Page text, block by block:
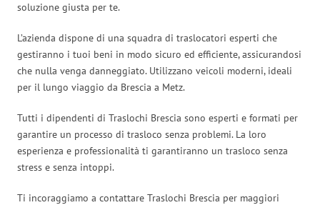
soluzione giusta per te.
L’azienda dispone di una squadra di traslocatori esperti che
gestiranno i tuoi beni in modo sicuro ed efficiente, assicurandosi
che nulla venga danneggiato. Utilizzano veicoli moderni, ideali
per il lungo viaggio da Brescia a Metz.
Tutti i dipendenti di Traslochi Brescia sono esperti e formati per
garantire un processo di trasloco senza problemi. La loro
esperienza e professionalità ti garantiranno un trasloco senza
stress e senza intoppi.
Ti incoraggiamo a contattare Traslochi Brescia per maggiori